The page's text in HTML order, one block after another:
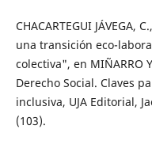
CHACARTEGUI
una transición eco-
colectiva", en MIÑARRO
Derecho Social. Claves
inclusiva, UJA Editorial,
(103).